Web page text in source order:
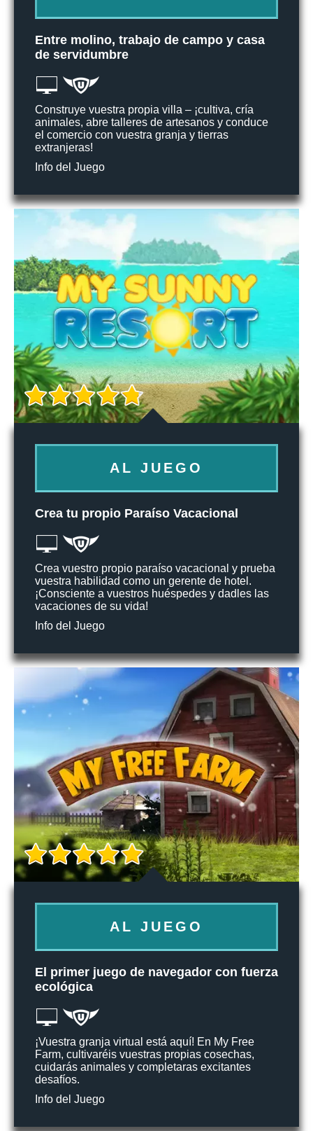
Entre molino, trabajo de campo y casa
de servidumbre
Construye vuestra propia villa – ¡cultiva, cría
animales, abre talleres de artesanos y conduce
el comercio con vuestra granja y tierras
extranjeras!
Info del Juego
AL JUEGO
Crea tu propio Paraíso Vacacional
Crea vuestro propio paraíso vacacional y prueba
vuestra habilidad como un gerente de hotel.
¡Consciente a vuestros huéspedes y dadles las
vacaciones de su vida!
Info del Juego
AL JUEGO
El primer juego de navegador con fuerza
ecológica
¡Vuestra granja virtual está aquí! En My Free
Farm, cultivaréis vuestras propias cosechas,
cuidarás animales y completaras excitantes
desafíos.
Info del Juego